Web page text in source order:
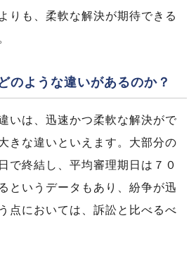
りも、柔軟な解決が期待できる
のような違いがあるのか？
いは、迅速かつ柔軟な解決がで
きな違いといえます。大部分の
で終結し、平均審理期日は７０
というデータもあり、紛争が迅
点においては、訴訟と比べるべ